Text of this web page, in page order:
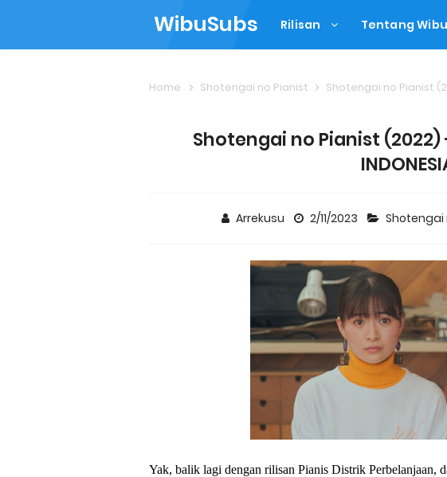
WibuSubs Rilisan Tentang
Home Shotengai no Pianist Shotengai no Pianist
Shotengai no Pianist (2022) -
Arrekusu 2/11/2023 Shotengai
Yak, balik lagi dengan rilisan Pianis Distrik Perbelanjaan,